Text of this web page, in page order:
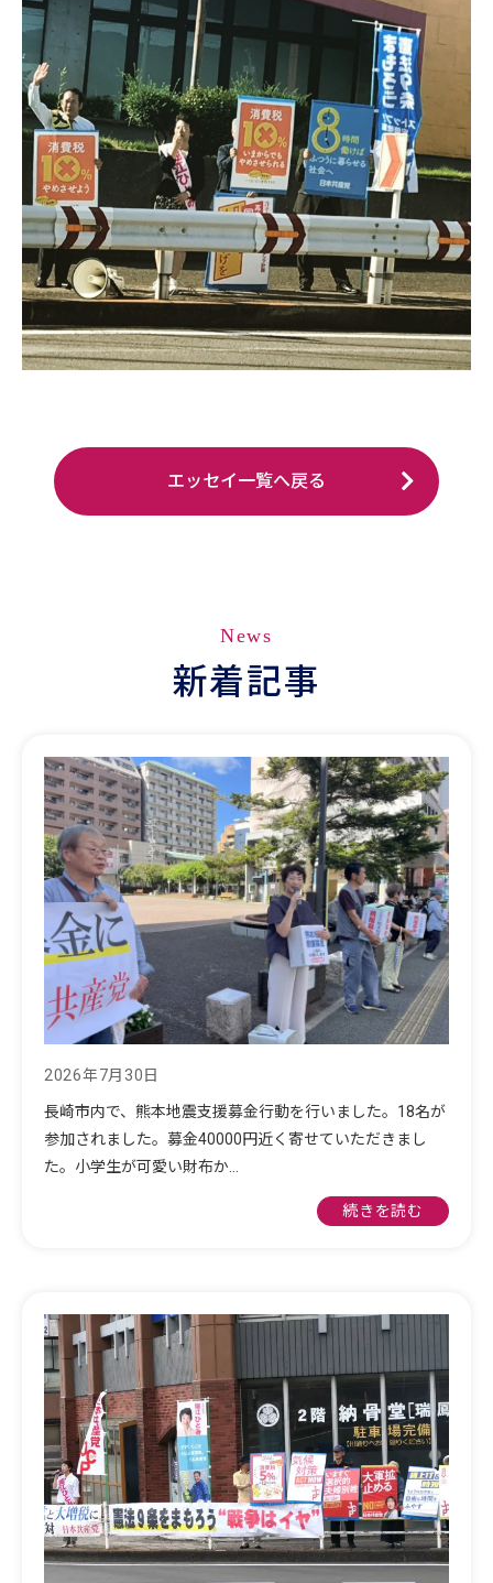
エッセイ一覧へ戻る
News
新着記事
2026年7月30日
長崎市内で、熊本地震支援募金行動を行いました。18名が
参加されました。募金40000円近く寄せていただきまし
た。小学生が可愛い財布か…
続きを読む